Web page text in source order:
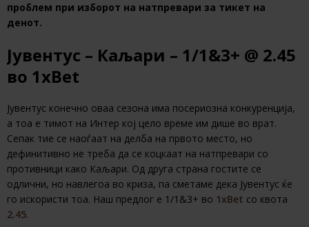
проблем при изборот на натпревари за тикет на
денот.
Јувентус – Каљари – 1/1&3+ @ 2.45
во 1xBet
Јувентус конечно оваа сезона има посериозна конкуренција,
а тоа е тимот на Интер кој цело време им дише во врат.
Сепак тие се наоѓаат на делба на првото место, но
дефинитивно не треба да се коцкаат на натпревари со
противници како Каљари. Од друга страна гостите се
одлични, но навлегоа во криза, па сметаме дека Јувентус ќе
го искористи тоа. Наш предлог е 1/1&3+ во 1xBet со квота
2.45.